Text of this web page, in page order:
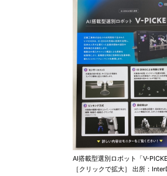
AI搭載型選別ロボット「V-
［クリックで拡大］ 出所：